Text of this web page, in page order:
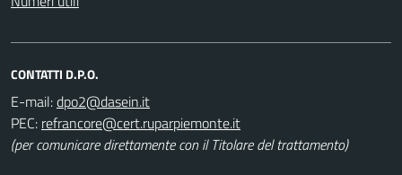
CONTATTI D.P.O.
E-mail:
PEC:
(per comunicare direttamente con il Titolare del trattamento)